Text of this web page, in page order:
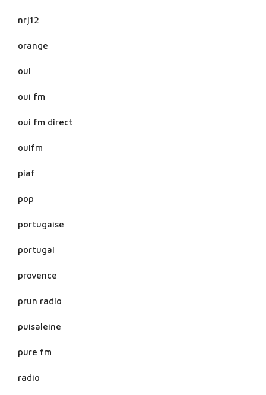
nrj12
orange
oui
oui fm
oui fm direct
ouifm
piaf
pop
portugaise
portugal
provence
prun radio
puisaleine
pure fm
radio